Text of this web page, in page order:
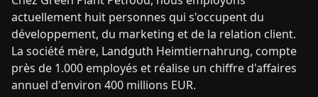
actuellement huit personnes qui s'occupent du
développement, du marketing et de la relation client.
La société mère, Landguth Heimtiernahrung, compte
près de 1.000 employés et réalise un chiffre d'affaires
annuel d'environ 400 millions EUR.